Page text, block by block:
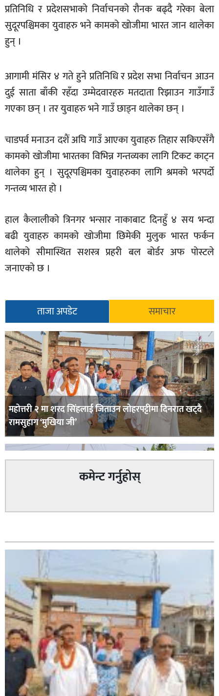
अन्तरबार्ता
अर्थ
खेलकुद
मनोरञ्जन
फोटो
भिडियो
अन्य
समाज
शिक्षा
विचार
स्वास्थ्य
प्रतिनिधि र प्रदेशसभाको निर्वाचनको रौनक बढ्दै गरेका बेला
सुदूरपश्चिमका युवाहरु भने कामको खोजीमा भारत जान थालेका
हुन् ।
आगामी मंसिर ४ गते हुने प्रतिनिधि र प्रदेश सभा निर्वाचन आउन
दुई साता बाँकी रहँदा उम्मेदवारहरु मतदाता रिझाउन गाउँगाउँ
गएका छन् । तर युवाहरु भने गाउँ छाड्न थालेका छन् ।
चाडपर्व मनाउन दशैं अघि गाउँ आएका युवाहरु तिहार सकिएसँगै
कामको खोजीमा भारतका विभिन्न गन्तव्यका लागि टिकट काट्न
थालेका हुन् । सुदूरपश्चिमका युवाहरुका लागि श्रमको भरपर्दो
गन्तव्य भारत हो ।
हाल कैलालीको त्रिनगर भन्सार नाकाबाट दिनहुँ ४ सय भन्दा
बढी युवाहरु कामको खोजीमा छिमेकी मुलुक भारत फर्कन
थालेको सीमास्थित सशस्त्र प्रहरी बल बोर्डर अफ पोस्टले
जनाएकाे छ ।
ताजा अपडेट समाचार
महोत्तरी २ मा शरद सिंहलाई जिताउन लोहरपट्टीमा दिनरात खट्दै
रामसुहाग ‘मुखिया जी’
सिराहा-२ मा संजय यादव भिड्ने !
कमेन्ट गर्नुहोस्